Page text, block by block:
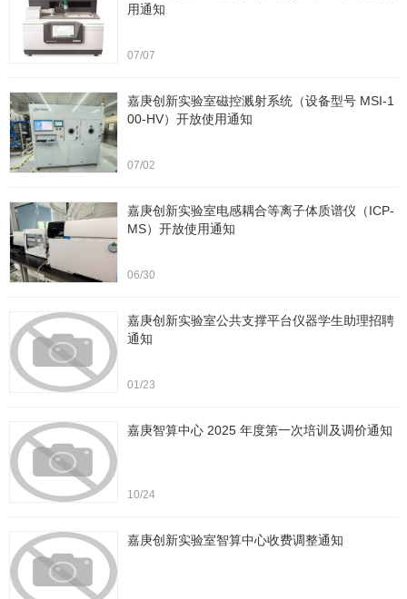
用通知
07/07
嘉庚创新实验室磁控溅射系统（设备型号 MSI-1
00-HV）开放使用通知
07/02
嘉庚创新实验室电感耦合等离子体质谱仪（ICP-
MS）开放使用通知
06/30
嘉庚创新实验室公共支撑平台仪器学生助理招聘
通知
01/23
嘉庚智算中心 2025 年度第一次培训及调价通知
10/24
嘉庚创新实验室智算中心收费调整通知